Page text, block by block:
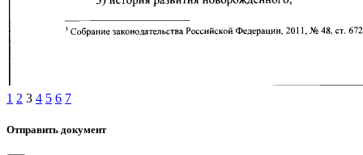
1 2 3 4 5 6 7
Отправить документ